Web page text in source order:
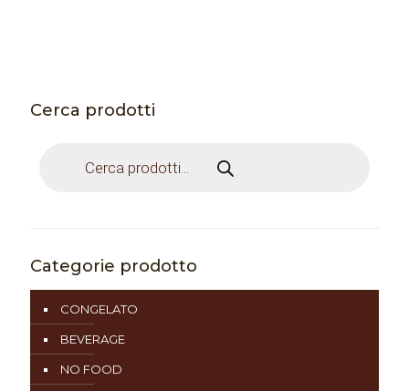
Cerca prodotti
Categorie prodotto
CONGELATO
BEVERAGE
NO FOOD